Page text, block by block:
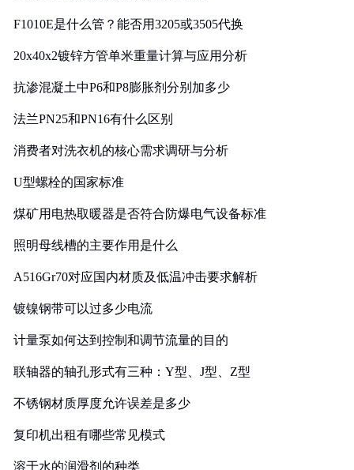
F1010E是什么管？能否用3205或3505代换
20x40x2镀锌方管单米重量计算与应用分析
抗渗混凝土中P6和P8膨胀剂分别加多少
法兰PN25和PN16有什么区别
消费者对洗衣机的核心需求调研与分析
U型螺栓的国家标准
煤矿用电热取暖器是否符合防爆电气设备标准
照明母线槽的主要作用是什么
A516Gr70对应国内材质及低温冲击要求解析
镀镍钢带可以过多少电流
计量泵如何达到控制和调节流量的目的
联轴器的轴孔形式有三种：Y型、J型、Z型
不锈钢材质厚度允许误差是多少
复印机出租有哪些常见模式
溶于水的润滑剂的种类